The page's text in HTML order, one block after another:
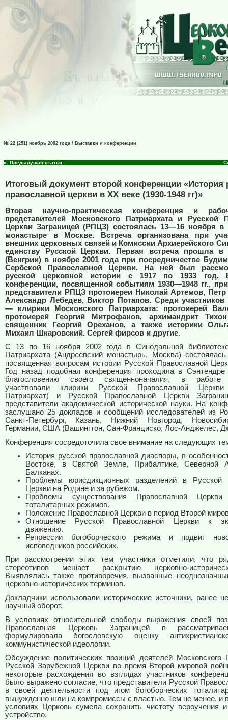
№ 22 (251) ноябрь 2002 года / Выставки и конференции
«..Предыдущая статья
Итоговый документ второй конференции «История
православной церкви в XX веке (1930-1948 гг)»
Вторая научно-практическая конференция и
представителей Московского Патриархата и Русской
Церкви Заграницей (РПЦЗ) состоялась 13—16 ноября в
монастыре в Москве. Встреча организована при
внешних церковных связей и Комиссии Архиерейского
единству Русской Церкви. Первая встреча прошла в
(Венгрии) в ноябре 2001 года при посредничестве
Сербской Православной Церкви. На ней был
русской церковной истории с 1917 по 1933 год.
конференции, посвященной событиям 1930—1948 гг.,
представители РПЦЗ протоиереи Николай Артемов, Петр
Александр Лебедев, Виктор Потапов. Среди участников
— клирики Московского Патриархата: протоиерей
протоиерей Георгий Митрофанов, архимандрит
священник Георгий Ореханов, а также историки
Михаил Шкаровский. Сергей фирсов и другие.
С 13 по 16 ноября 2002 года в Синодальной библиотеке
Патриархата (Андреевский монастырь, Москва)
посвященная вопросам истории Русской Православной
Год назад подобная конференция проходила в
благословению своего священноначалия, в работе
участвовали клирики Русской Православной Церкви
Патриархат) и Русской Православной Церкви
представители академической исторической науки. На
заслушано 25 докладов и сообщений исследователей из
Санкт-Петербург, Казань, Нижний Новгород,
Германии, США (Вашингтон, Сан-Франциско, Лос-Анджелес,
Конференция сосредоточила свое внимание на следующих
История русской православной диаспоры, в
Востоке, в Святой Земле, Прибалтике, Северной
Балканах.
Проблемы юрисдикционных разделений в Русской
Церкви на Родине и за рубежом.
Проблемы существования Православной
тоталитарных режимов.
Положение Православной Церкви в период Второй
Отношение Русской Православной Церкви к
движению.
Репрессии богоборческого режима и подвиг
исповедников российских.
При рассмотрении этих тем участники отметили, что
стереотипов мешает раскрытию церковно-
Выявлялись также противоречия, вызванные
церковно-исторических терминов.
Докладчики использовали исторические источники, ранее
научный оборот.
В условиях относительной свободы выражения своей
Православная Церковь Заграницей в
формулировала богословскую оценку
коммунистической идеологии.
Обсуждение политических позиций деятелей Московского
Русской Зарубежной Церкви во время Второй мировой
некоторые расхождения во взглядах участников
было выражено согласие, что представители Русской
в своей деятельности под игом богоборческих
вынужденно шли на компромиссы с властью. Тем не менее, и
условиях Церковь сумела сохранить чистоту вероучения и
устройство.